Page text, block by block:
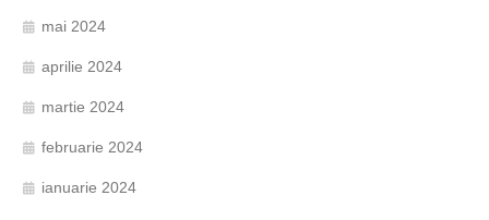
mai 2024
aprilie 2024
martie 2024
februarie 2024
ianuarie 2024